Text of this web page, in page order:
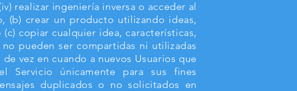
realizar ingeniería inversa o acceder al
(b) crear un producto utilizando ideas,
copiar cualquier idea, características,
pueden ser compartidas ni utilizadas
vez en cuando a nuevos Usuarios que
Servicio únicamente para sus fines
duplicados o no solicitados en